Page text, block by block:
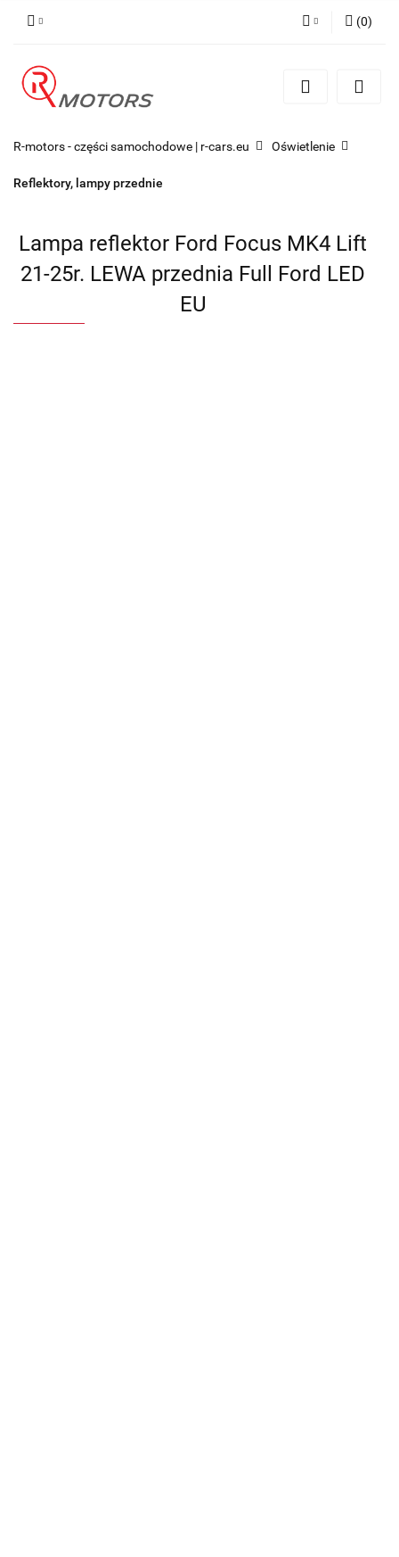
Zarejestruj się
(0)
R-motors - części samochodowe | r-cars.eu Oświetlenie
Reflektory, lampy przednie
Lampa reflektor Ford Focus MK4 Lift
21-25r. LEWA przednia Full Ford LED
EU